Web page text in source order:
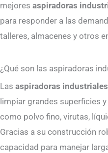
mejores aspiradoras
para responder a las
talleres, almacenes y otros
¿Qué son las aspiradoras
Las aspiradoras industriales
limpiar grandes superficies
como polvo fino, virutas,
Gracias a su construcción
capacidad para manejar